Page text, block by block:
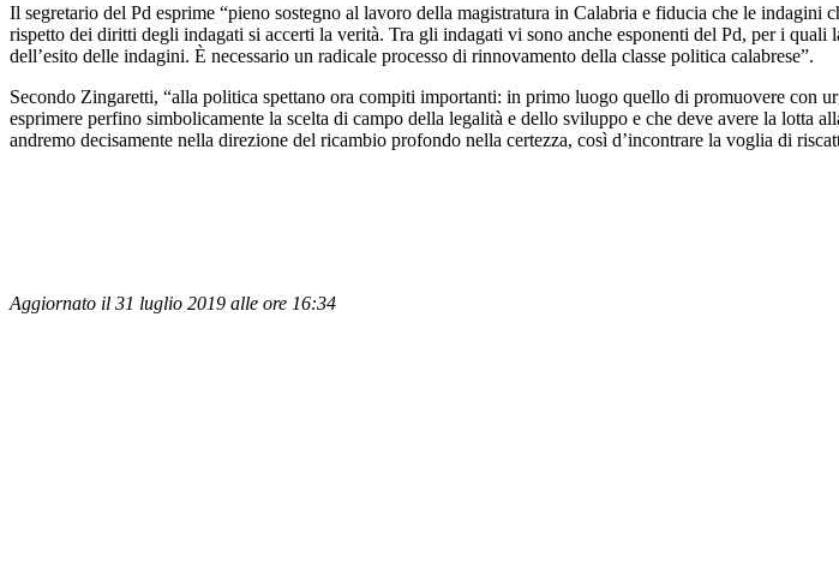
Il segretario del Pd esprime “pieno sostegno al lavoro della magistratura in Calabria e fiducia che le
rispetto dei diritti degli indagati si accerti la verità. Tra gli indagati vi sono anche esponenti del Pd, per i
dell’esito delle indagini. È necessario un radicale processo di rinnovamento della classe politica calabrese”.
Secondo Zingaretti, “alla politica spettano ora compiti importanti: in primo luogo quello di promuovere con
esprimere perfino simbolicamente la scelta di campo della legalità e dello sviluppo e che deve avere la lotta
andremo decisamente nella direzione del ricambio profondo nella certezza, così d’incontrare la voglia di
Aggiornato il 31 luglio 2019 alle ore 16:34